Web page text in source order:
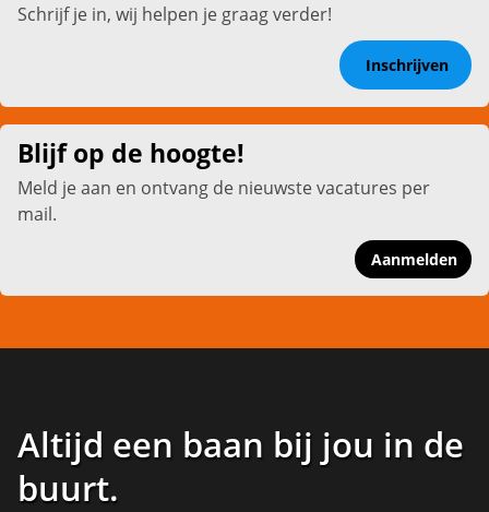
Schrijf je in, wij helpen je graag verder!
Inschrijven
Blijf op de hoogte!
Meld je aan en ontvang de nieuwste vacatures per
mail.
Aanmelden
Altijd een baan bij jou in de
buurt.